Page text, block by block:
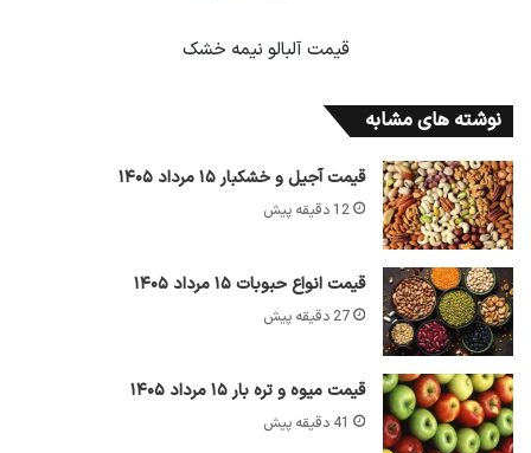
قیمت آلبالو نیمه خشک
نوشته های مشابه
قیمت آجیل و خشکبار ۱۵ مرداد ۱۴۰۵
12 دقیقه پیش
قیمت انواع حبوبات ۱۵ مرداد ۱۴۰۵
27 دقیقه پیش
قیمت میوه و تره بار ۱۵ مرداد ۱۴۰۵
41 دقیقه پیش